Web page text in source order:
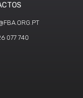
077 740